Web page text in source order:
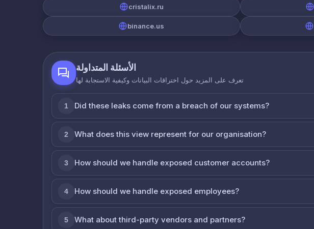
cristalix.ru
binance.us
الأسئلة المتداولة
تعرف على المزيد حول اختراقات البيانات وكيفية الاستجابة لها
1 Did these leaks come from a breach of our systems?
2 What does this view represent for our organisation?
3 How should we handle exposed customer accounts?
4 How should we handle exposed employees?
5 What about third-party vendors and partners?